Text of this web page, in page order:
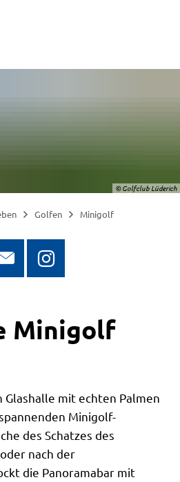
© Golfclub Lüderich
Golfen Minigolf
Minigolf
mit echten Palmen
Minigolf-
des Schatzes des
nach der
die Panoramabar mit